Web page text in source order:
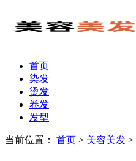
首页
染发
烫发
卷发
发型
当前位置： 首页 > 美容美发 >